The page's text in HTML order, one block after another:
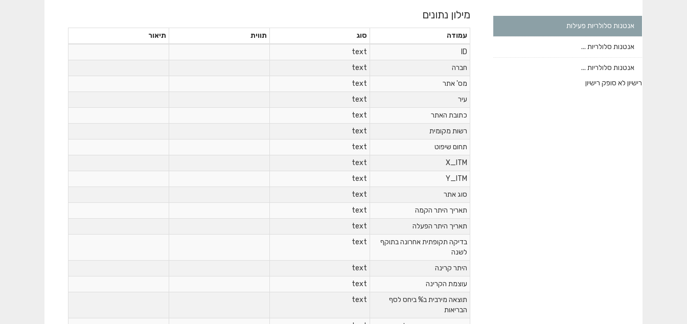
אנטנות סלולריות פעילות
אנטנות סלולריות ...
אנטנות סלולריות ...
רישיון לא סופק רישיון
מילון נתונים
עמודה סוג תווית
תיאור
ID
text
חברה
text
מס' אתר
text
עיר
text
כתובת האתר
text
רשות מקומית
text
תחום שיפוט
text
X_ITM
text
Y_ITM
text
סוג אתר
text
תאריך היתר הקמה
text
תאריך היתר הפעלה
text
בדיקה תקופתית אחרונה בתוקף
לשנה
text
היתר קרינה
text
עוצמת הקרינה
text
תוצאה מירבית ב% ביחס לסף
הבריאות
text